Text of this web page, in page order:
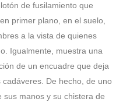
de fusilamiento que
primer plano, en el suelo,
a la vista de quienes
Igualmente, muestra una
de un encuadre que deja
De hecho, de uno
manos y su chistera de